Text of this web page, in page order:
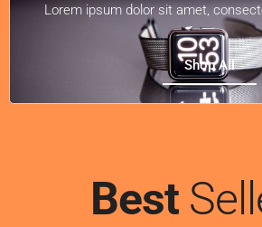
Lorem ipsum dolor sit amet,
Shop All
Best